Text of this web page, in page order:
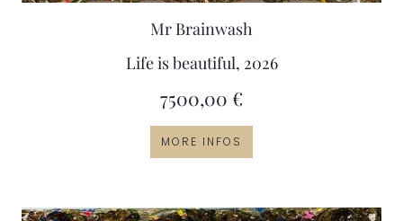
Mr Brainwash
Life is beautiful, 2026
7500,00 €
MORE INFOS